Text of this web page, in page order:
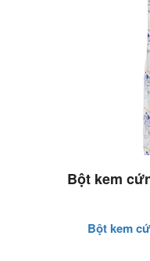
Bột kem
Bột kem